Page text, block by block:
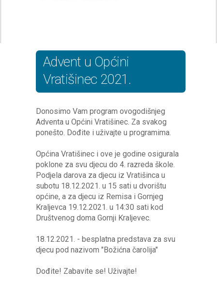
Advent u Općini
Vratišinec 2021.
Donosimo Vam program ovogodišnjeg
Adventa u Općini Vratišinec. Za svakog
ponešto. Dođite i uživajte u programima.
Općina Vratišinec i ove je godine osigurala
poklone za svu djecu do 4. razreda škole.
Podjela darova za djecu iz Vratišinca u
subotu 18.12.2021. u 15 sati u dvorištu
općine, a za djecu iz Remisa i Gornjeg
Kraljevca 19.12.2021. u 14:30 sati kod
Društvenog doma Gornji Kraljevec.
18.12.2021. - besplatna predstava za svu
djecu pod nazivom "Božićna čarolija"
Dođite! Zabavite se! Uživajte!